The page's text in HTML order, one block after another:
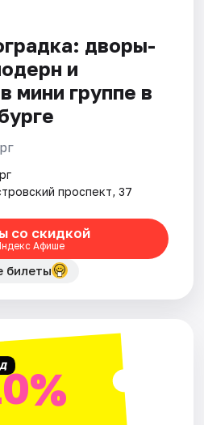
дворы-
и
мини группе в
проспект, 37
со скидкой
Афише
билеты